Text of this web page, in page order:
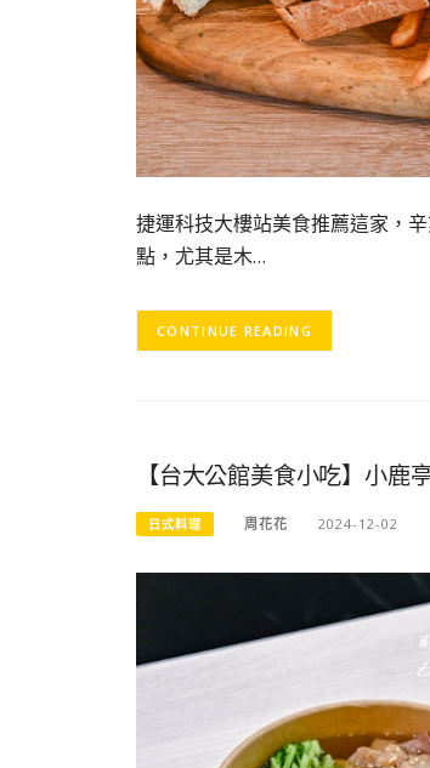
捷運科技大樓站美食推薦這家，
點，尤其是木…
CONTINUE READING
【台大公館美食小吃】小鹿
日式料理 周花花 2024-12-02